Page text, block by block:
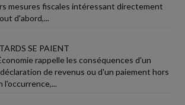
mesures fiscales intéressant directement
d'abord,...
SE PAIENT
rappelle les conséquences d'un
de revenus ou d'un paiement hors
l'occurrence,...